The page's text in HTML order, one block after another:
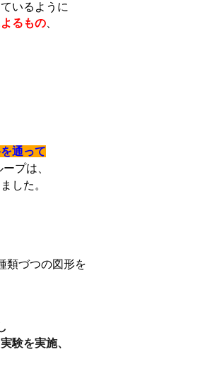
いるように
るもの
通って
プは、
した。
類づつの図形を
験を実施、